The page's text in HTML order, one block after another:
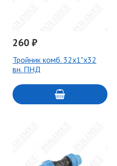
260 ₽
Тройник комб. 32х1"х32
вн. ПНД